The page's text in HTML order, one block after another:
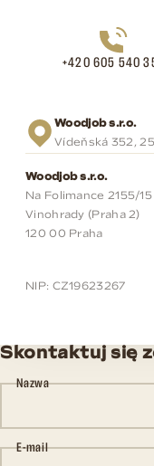
+420 605 540
Woodjob s.r.o.
Vídeňská 352,
Woodjob s.r.o.
Na Folimance 2155/15
Vinohrady (Praha 2)
120 00 Praha
NIP: CZ19623267
Skontaktuj się
Nazwa
E-mail